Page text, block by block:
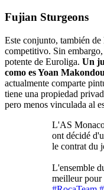
Fujian Sturgeons
Este conjunto, también
competitivo. Sin
potente de Euroliga. Un
como es Yoan
actualmente comparte
tiene una propiedad
pero menos vinculada al
L'AS
ont décidé
le contrat du
L'ensemble
meilleur pour